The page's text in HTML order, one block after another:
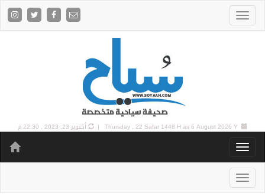
Thursday , 22 Safar 1448 H as6 August 2026 Y | أكتوبر 23, 2023 , 22:30 م